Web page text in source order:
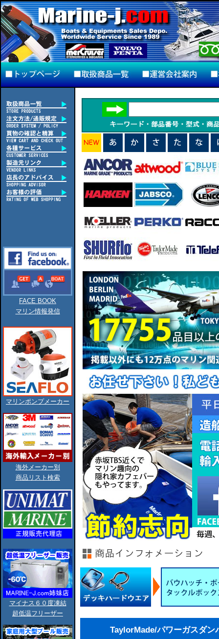
FACE BOOK
マリン情報発信
マリンポンプメーカー
海外メーカー別
商品リスト検索
マイナス６０度凍結
超低温フリーザー
TaylorMade/パワーガスダ